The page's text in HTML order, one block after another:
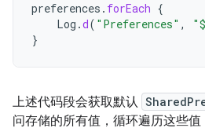
preferences . forEach {
Log .d( "Preferences" , "
}
上述代码段会获取默认
问存储的所有值，循环遍历这些值